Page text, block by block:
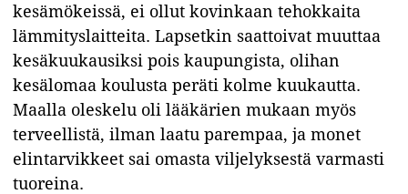
kesämökeissä, ei ollut kovinkaan tehokkaita
lämmityslaitteita. Lapsetkin saattoivat muuttaa
kesäkuukausiksi pois kaupungista, olihan
kesälomaa koulusta peräti kolme kuukautta.
Maalla oleskelu oli lääkärien mukaan myös
terveellistä, ilman laatu parempaa, ja monet
elintarvikkeet sai omasta viljelyksestä varmasti
tuoreina.